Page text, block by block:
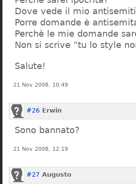
Dove vede il mio
Porre domande è
Perchè le mie domande
Non si scrive “tu lo style
Salute!
21 Nov 2008, 10:49
#26 Erwin
Sono bannato?
21 Nov 2008, 12:19
#27 Augusto